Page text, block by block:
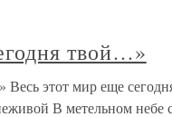
твой…»
этот мир еще
В метельном небе